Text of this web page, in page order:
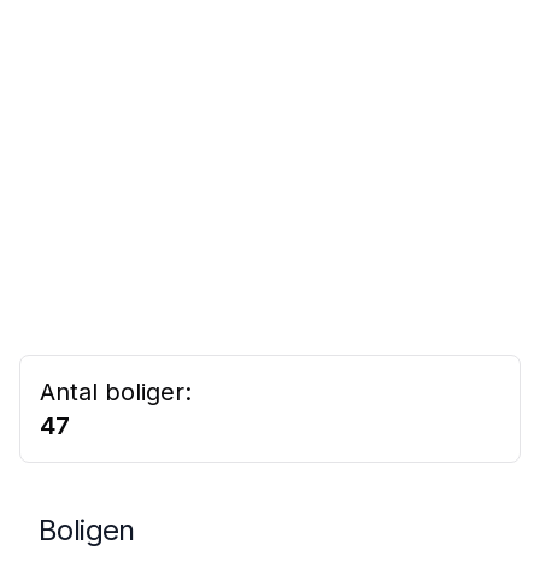
Antal boliger:
47
Boligen